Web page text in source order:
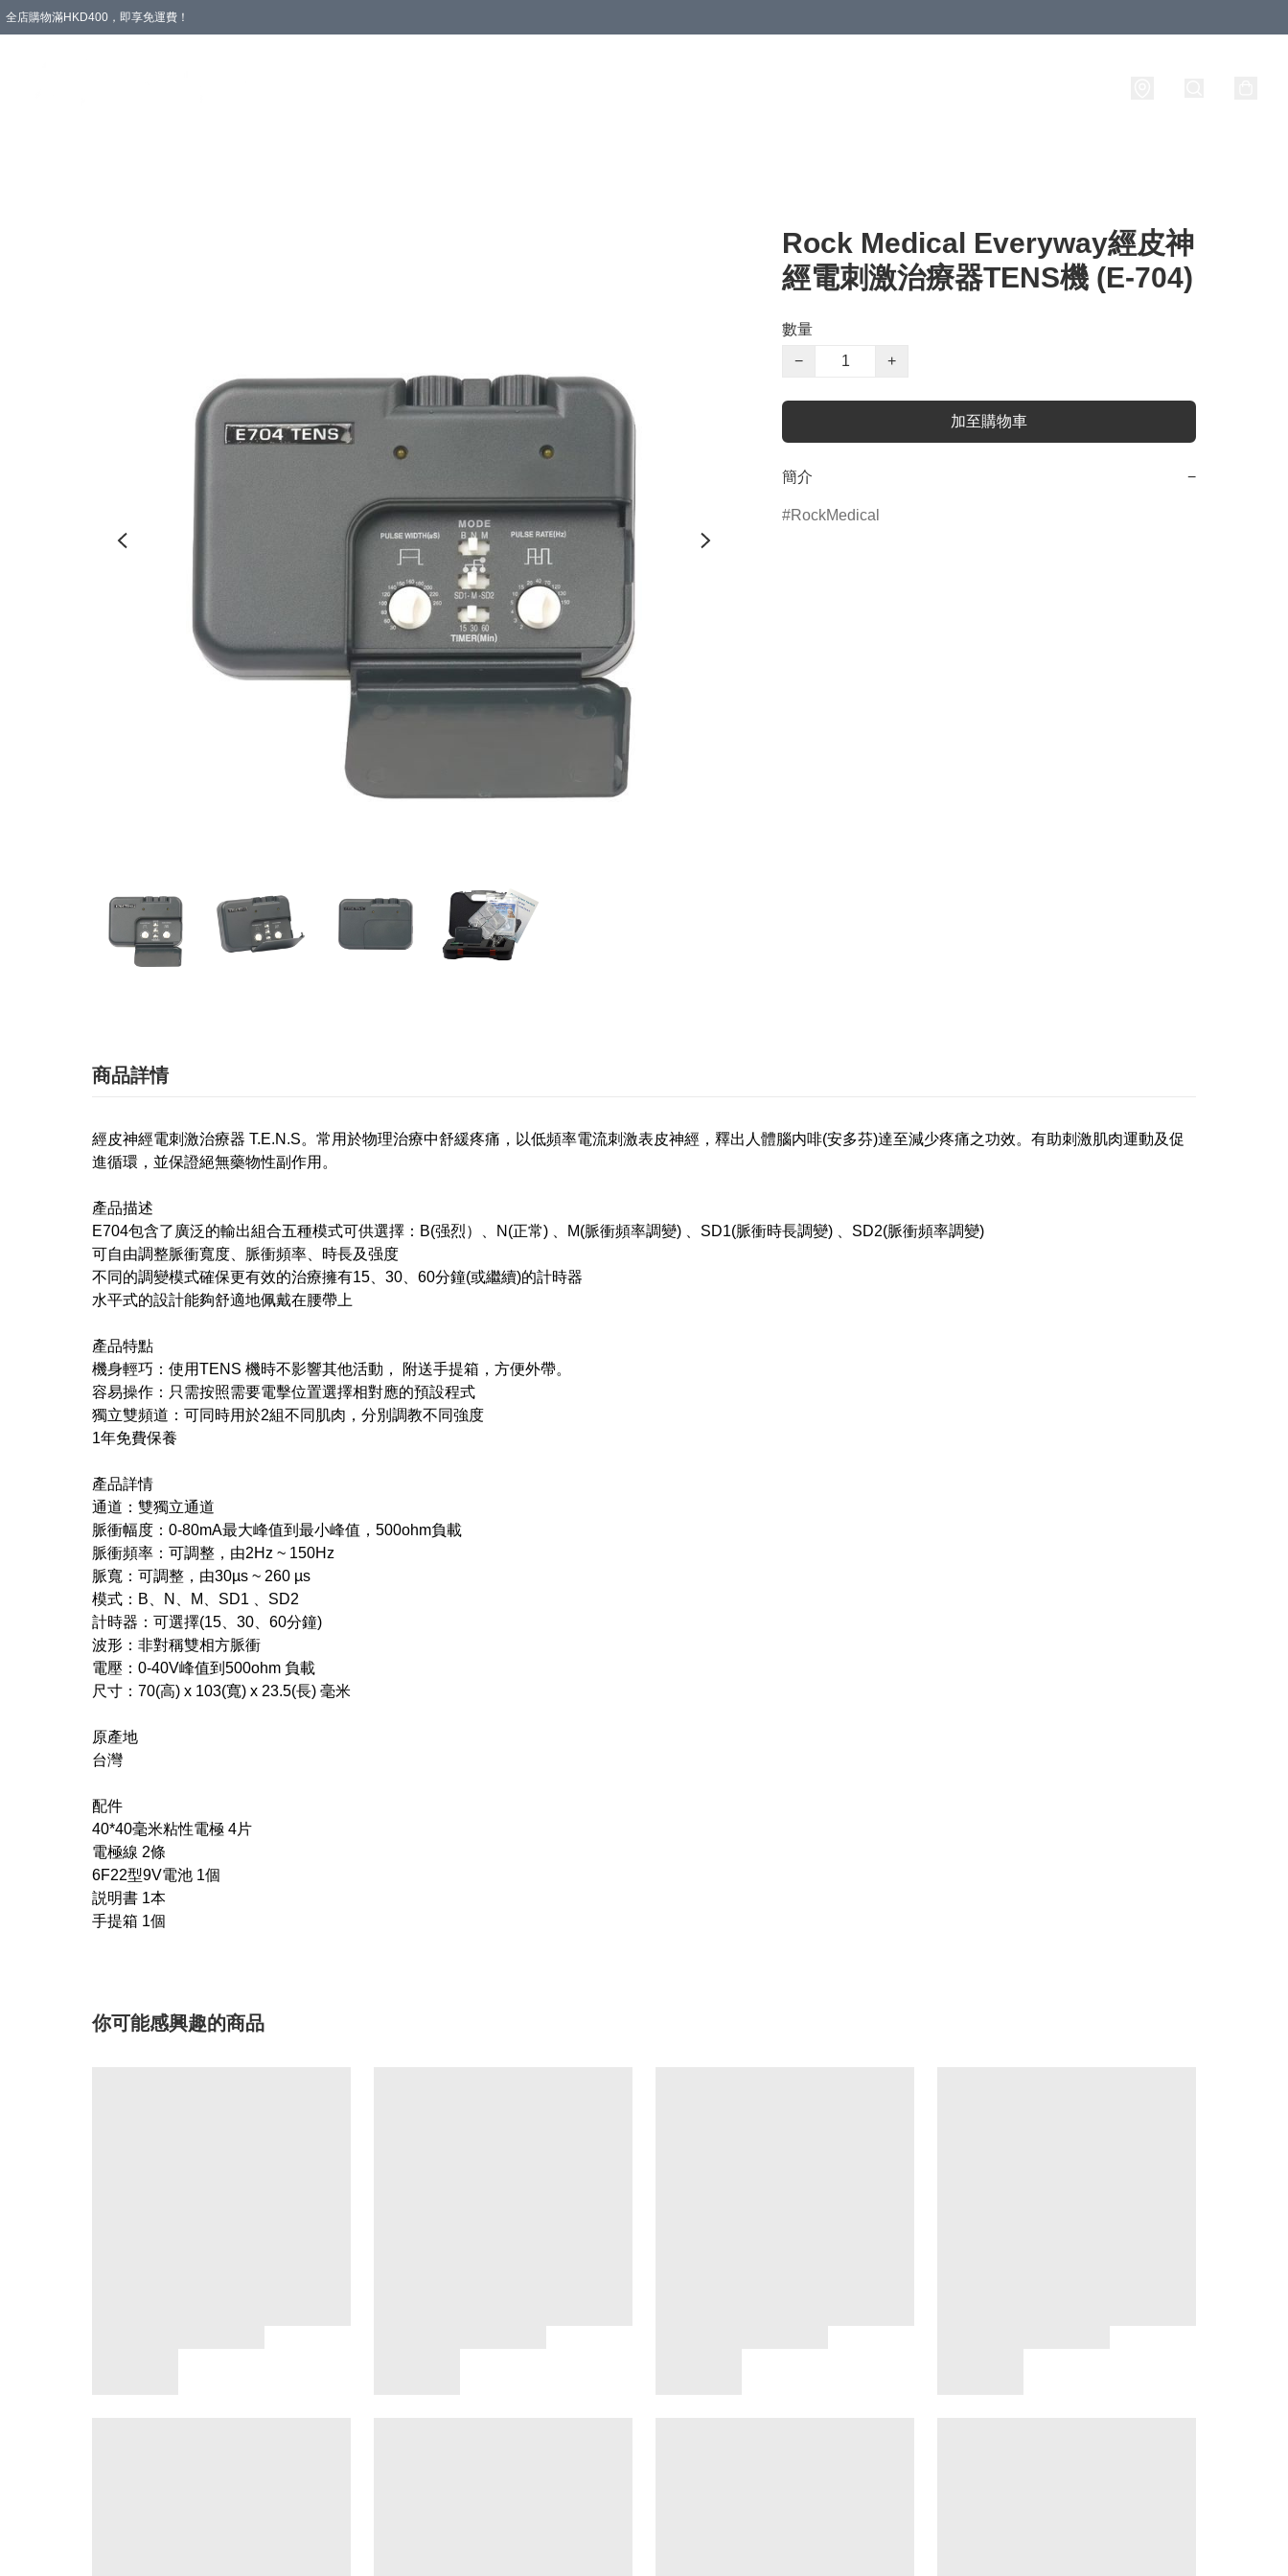
全店購物滿HKD400，即享免運費！
Rock Medical Everyway經皮神
經電刺激治療器TENS機 (E-704)
數量
−
+
加至購物車
簡介 −
RockMedical
商品詳情
經皮神經電刺激治療器 T.E.N.S。常用於物理治療中舒緩疼痛，以低頻率電流刺激表皮神經，釋出人體腦内啡(安多芬)達至減少疼痛之功效。有助刺激肌肉運動及促
進循環，並保證絕無藥物性副作用。
產品描述
E704包含了廣泛的輸出組合五種模式可供選擇：B(强烈）、N(正常) 、M(脈衝頻率調變) 、SD1(脈衝時長調變) 、SD2(脈衝頻率調變)
可自由調整脈衝寬度、脈衝頻率、時長及强度
不同的調變模式確保更有效的治療擁有15、30、60分鐘(或繼續)的計時器
水平式的設計能夠舒適地佩戴在腰帶上
產品特點
機身輕巧：使用TENS 機時不影響其他活動， 附送手提箱，方便外帶。
容易操作：只需按照需要電擊位置選擇相對應的預設程式
獨立雙頻道：可同時用於2組不同肌肉，分別調教不同強度
1年免費保養
產品詳情
通道：雙獨立通道
脈衝幅度：0-80mA最大峰值到最小峰值，500ohm負載
脈衝頻率：可調整，由2Hz ~ 150Hz
脈寬：可調整，由30µs ~ 260 µs
模式：B、N、M、SD1 、SD2
計時器：可選擇(15、30、60分鐘)
波形：非對稱雙相方脈衝
電壓：0-40V峰值到500ohm 負載
尺寸：70(高) x 103(寬) x 23.5(長) 毫米
原產地
台灣
配件
40*40毫米粘性電極 4片
電極線 2條
6F22型9V電池 1個
説明書 1本
手提箱 1個
你可能感興趣的商品